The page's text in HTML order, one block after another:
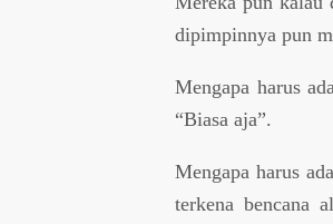
dipimpinnya pun
Mengapa harus
“Biasa aja”.
Mengapa harus
terkena bencana